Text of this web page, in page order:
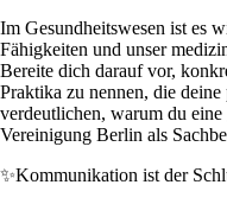
Im Gesundheitswesen ist es
Fähigkeiten und unser
Bereite dich darauf vor,
Praktika zu nennen, die
verdeutlichen, warum du
Vereinigung Berlin als
✨Kommunikation ist der